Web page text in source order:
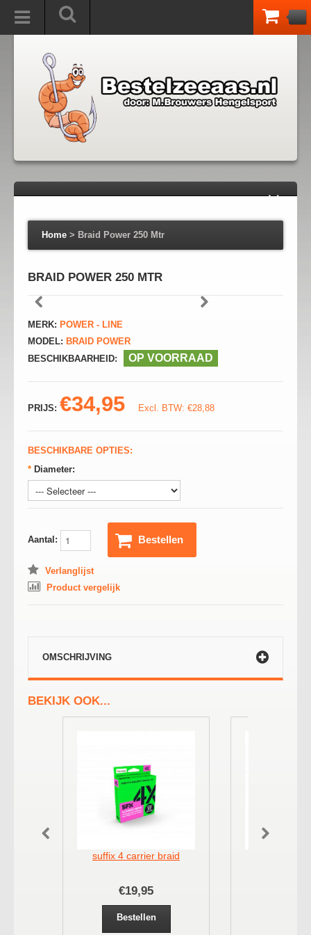
Home > Braid Power 250 Mtr
BRAID POWER 250 MTR
MERK: POWER - LINE
MODEL: BRAID POWER
BESCHIKBAARHEID:
OP VOORRAAD
PRIJS: €34,95 Excl. BTW: €28,88
BESCHIKBARE OPTIES:
* Diameter:
Aantal: Bestellen
Verlanglijst
Product vergelijk
OMSCHRIJVING
BEKIJK OOK...
suffix 4 carrier braid
€19,95
Bestellen